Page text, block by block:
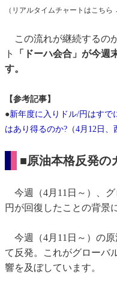
（リアルタイムチャートはこちら
この流れが継続するの
ト
「ドーハ会合」が今週
す。
【参考記事】
●新年度に入りドル/円はすで
はあり得るのか?（4月12日、
■原油本格反発の
今週（4月11日～）、
円が回復したことの背景
今週（4月11日～）の原
て反発。これがグローバ
響を及ぼしています。